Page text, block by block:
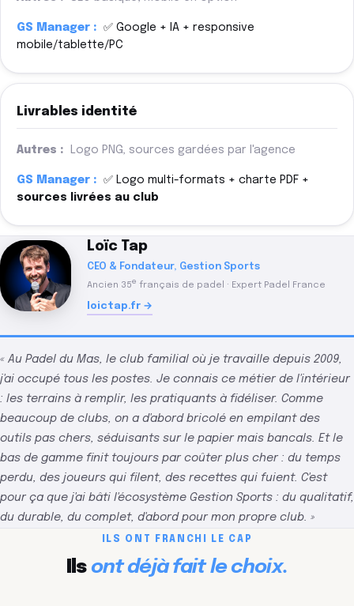
✅ Google + IA + responsive
mobile/tablette/PC
Livrables identité
Logo PNG, sources gardées par l'agence
✅ Logo multi-formats + charte PDF +
sources livrées au club
« Au Padel du Mas, le club familial où je travaille depuis 2009,
j'ai occupé tous les postes. Je connais ce métier de l'intérieur
: les terrains à remplir, les pratiquants à fidéliser. Comme
beaucoup de clubs, on a d'abord bricolé en empilant des
outils pas chers, séduisants sur le papier mais bancals. Et le
bas de gamme finit toujours par coûter plus cher : du temps
perdu, des joueurs qui filent, des recettes qui fuient. C'est
pour ça que j'ai bâti l'écosystème Gestion Sports : du qualitatif,
du durable, du complet, d'abord pour mon propre club. »
Loïc Tap
CEO & Fondateur, Gestion Sports
Ancien 35e français de padel · Expert Padel France
loictap.fr →
ILS ONT FRANCHI LE CAP
Ils ont déjà fait le choix.